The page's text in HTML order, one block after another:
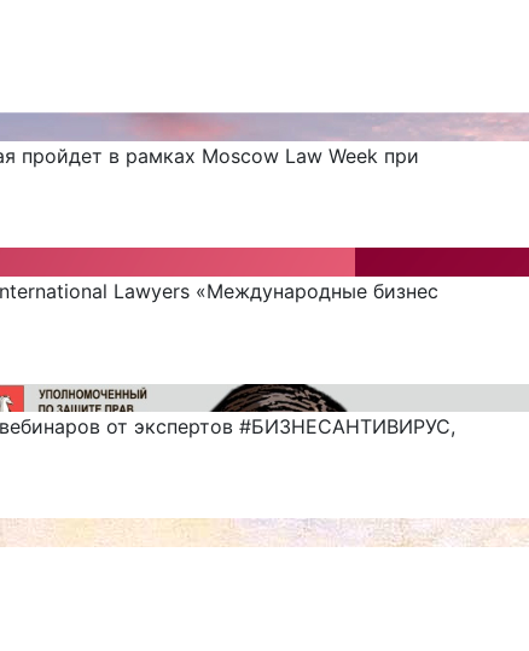
пройдет в рамках Moscow Law Week при
Lawyers «Международные бизнес
от экспертов #БИЗНЕСАНТИВИРУС,